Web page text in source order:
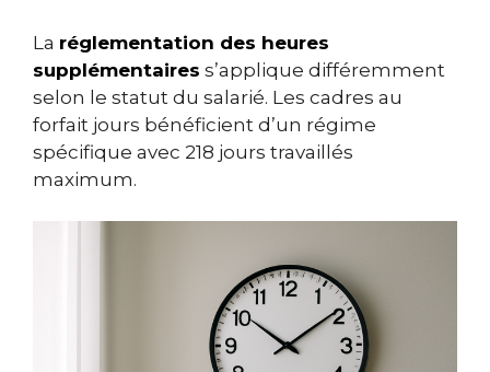
La réglementation des heures
supplémentaires s’applique différemment
selon le statut du salarié. Les cadres au
forfait jours bénéficient d’un régime
spécifique avec 218 jours travaillés
maximum.